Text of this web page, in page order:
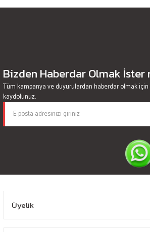
Bizden Haberdar Olmak İster
Tüm kampanya ve duyurulardan haberdar olmak
kaydolunuz.
Üyelik